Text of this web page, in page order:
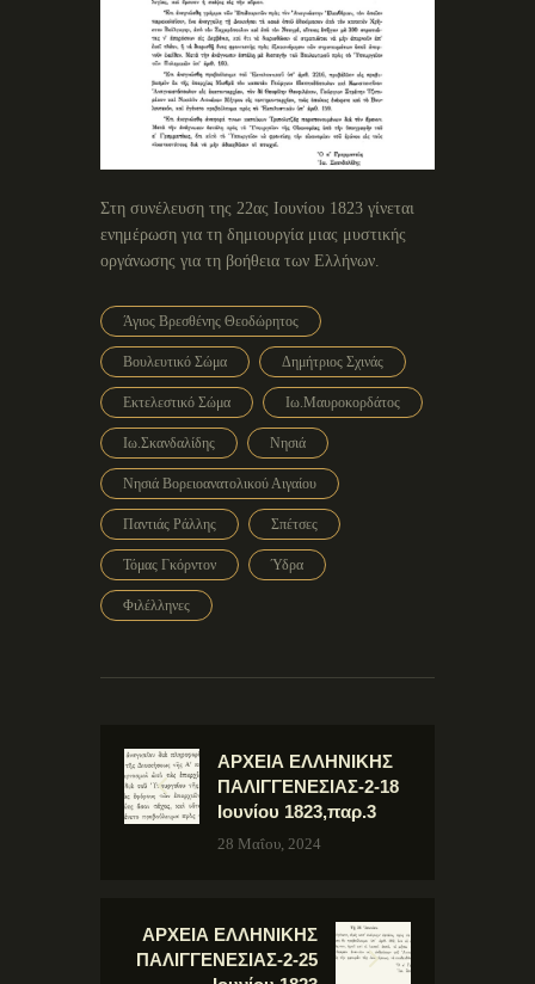
Στη συνέλευση της 22ας Ιουνίου 1823 γίνεται
ενημέρωση για τη δημιουργία μιας μυστικής
οργάνωσης για τη βοήθεια των Ελλήνων.
Άγιος Βρεσθένης Θεοδώρητος
Βουλευτικό Σώμα Δημήτριος Σχινάς
Εκτελεστικό Σώμα Ιω.Μαυροκορδάτος
Ιω.Σκανδαλίδης Νησιά
Νησιά Βορειοανατολικού Αιγαίου
Παντιάς Ράλλης Σπέτσες
Τόμας Γκόρντον Ύδρα
Φιλέλληνες
ΑΡΧΕΙΑ ΕΛΛΗΝΙΚΗΣ
ΠΑΛΙΓΓΕΝΕΣΙΑΣ-2-18
Ιουνίου 1823,παρ.3
28 Μαΐου, 2024
ΑΡΧΕΙΑ ΕΛΛΗΝΙΚΗΣ
ΠΑΛΙΓΓΕΝΕΣΙΑΣ-2-25